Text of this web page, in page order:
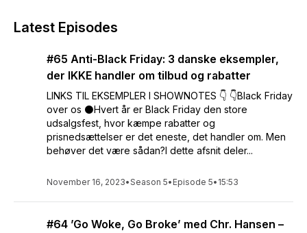
Latest Episodes
#65 Anti-Black Friday: 3 danske eksempler,
der IKKE handler om tilbud og rabatter
LINKS TIL EKSEMPLER I SHOWNOTES 👇 👇Black Friday
over os ⚫Hvert år er Black Friday den store
udsalgsfest, hvor kæmpe rabatter og
prisnedsættelser er det eneste, det handler om. Men
behøver det være sådan?I dette afsnit deler...
November 16, 2023•Season 5• Episode 5• 15:53
#64 ’Go Woke, Go Broke’ med Chr. Hansen –